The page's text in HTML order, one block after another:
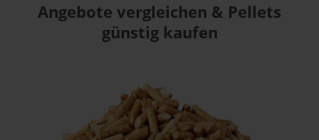
Angebote vergleichen & Pellets
günstig kaufen